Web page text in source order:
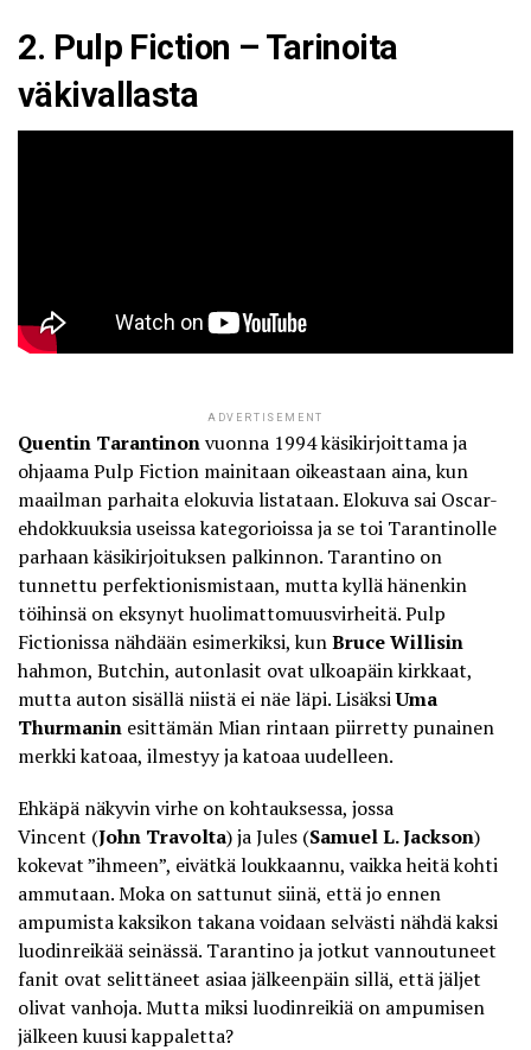
2. Pulp Fiction – Tarinoita
väkivallasta
ADVERTISEMENT
Quentin Tarantinonvuonna 1994 käsikirjoittama ja
ohjaama Pulp Fiction mainitaan oikeastaan aina, kun
maailman parhaita elokuvia listataan. Elokuva sai Oscar-
ehdokkuuksia useissa kategorioissa ja se toi Tarantinolle
parhaan käsikirjoituksen palkinnon. Tarantino on
tunnettu perfektionismistaan, mutta kyllä hänenkin
töihinsä on eksynyt huolimattomuusvirheitä. Pulp
Fictionissa nähdään esimerkiksi, kunBruce Willisin
hahmon, Butchin, autonlasit ovat ulkoapäin kirkkaat,
mutta auton sisällä niistä ei näe läpi. LisäksiUma
Thurmanin esittämän Mian rintaan piirretty punainen
merkki katoaa, ilmestyy ja katoaa uudelleen.
Ehkäpä näkyvin virhe on kohtauksessa, jossa
Vincent (John Travolta) ja Jules (Samuel L. Jackson)
kokevat ”ihmeen”, eivätkä loukkaannu, vaikka heitä kohti
ammutaan. Moka on sattunut siinä, että jo ennen
ampumista kaksikon takana voidaan selvästi nähdä kaksi
luodinreikää seinässä. Tarantino ja jotkut vannoutuneet
fanit ovat selittäneet asiaa jälkeenpäin sillä, että jäljet
olivat vanhoja. Mutta miksi luodinreikiä on ampumisen
jälkeen kuusi kappaletta?